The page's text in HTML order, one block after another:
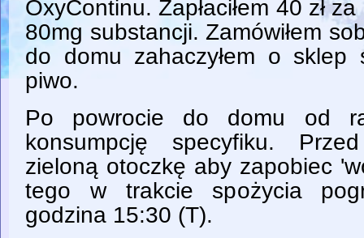
OxyContinu. Zapłaciłem 40 zł
80mg substancji. Zamówiłem
do domu zahaczyłem o sklep
piwo.
Po powrocie do domu od
konsumpcję specyfiku.
zieloną otoczkę aby zapobiec
tego w trakcie spożycia
godzina 15:30 (T).